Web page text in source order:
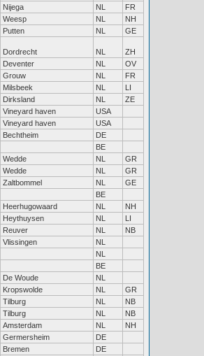
Nijega NL
FR
Weesp NL
NH
Putten NL GE
Dordrecht NL
ZH
Deventer NL
OV
Grouw NL
FR
Milsbeek NL
LI
Dirksland NL
ZE
Vineyard haven
USA
Vineyard haven
USA
Bechtheim
DE
BE
Wedde NL
GR
Wedde NL
GR
Zaltbommel NL
GE
BE
Heerhugowaard NL
NH
Heythuysen NL
LI
Reuver NL
NB
Vlissingen
NL
NL
BE
De Woude
NL
Kropswolde NL
GR
Tilburg NL
NB
Tilburg NL
NB
Amsterdam NL
NH
Germersheim
DE
Bremen
DE